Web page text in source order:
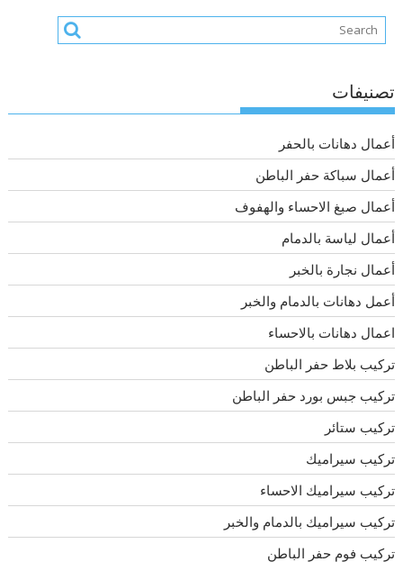
تصنيفات
أعمال دهانات بالحفر
أعمال سباكة حفر الباطن
أعمال صبغ الاحساء والهفوف
أعمال لياسة بالدمام
أعمال نجارة بالخبر
أعمل دهانات بالدمام والخبر
اعمال دهانات بالاحساء
تركيب بلاط حفر الباطن
تركيب جبس بورد حفر الباطن
تركيب ستائر
تركيب سيراميك
تركيب سيراميك الاحساء
تركيب سيراميك بالدمام والخبر
تركيب فوم حفر الباطن